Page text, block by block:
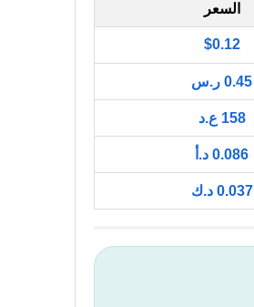
السعر
$0.12
0.45 ر.س
158 ع.د
0.086 د.أ
0.037 د.ك